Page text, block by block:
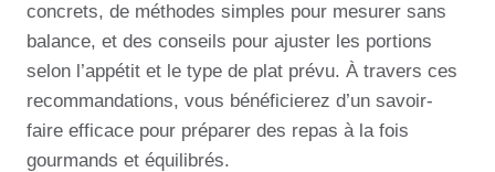
concrets, de méthodes simples pour mesurer sans
balance, et des conseils pour ajuster les portions
selon l’appétit et le type de plat prévu. À travers ces
recommandations, vous bénéficierez d’un savoir-
faire efficace pour préparer des repas à la fois
gourmands et équilibrés.